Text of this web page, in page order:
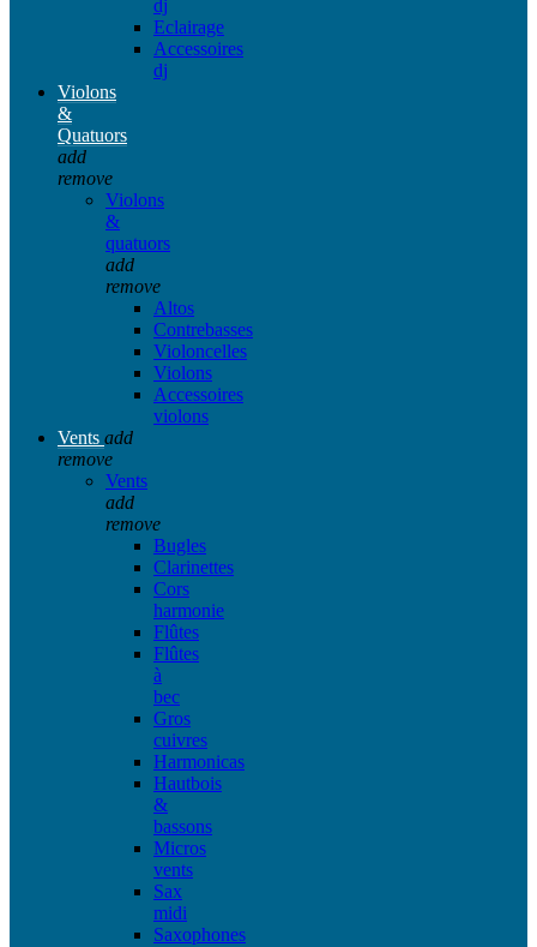
dj
Eclairage
Accessoires
dj
Violons
&
Quatuors
add
remove
Violons
&
quatuors
add
remove
Altos
Contrebasses
Violoncelles
Violons
Accessoires
violons
Vents add
remove
Vents
add
remove
Bugles
Clarinettes
Cors
harmonie
Flûtes
Flûtes
à
bec
Gros
cuivres
Harmonicas
Hautbois
&
bassons
Micros
vents
Sax
midi
Saxophones